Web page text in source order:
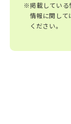
※掲載している
情報に関して
ください。